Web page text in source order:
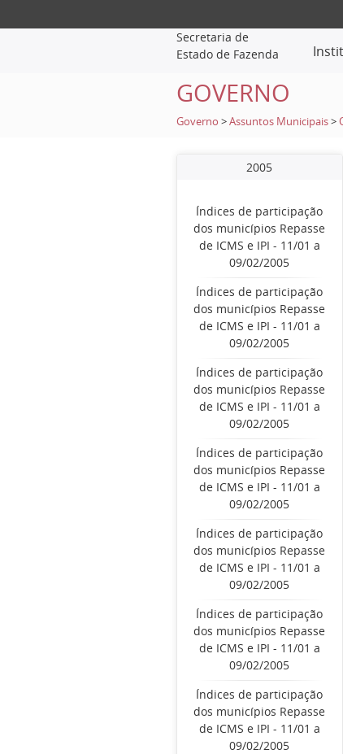
Secretaria de
Estado de Fazenda
GOVERNO
Governo >Assuntos Municipais >
2005
Índices de participação
dos municípios Repasse
de ICMS e IPI - 11/01 a
09/02/2005
Índices de participação
dos municípios Repasse
de ICMS e IPI - 11/01 a
09/02/2005
Índices de participação
dos municípios Repasse
de ICMS e IPI - 11/01 a
09/02/2005
Índices de participação
dos municípios Repasse
de ICMS e IPI - 11/01 a
09/02/2005
Índices de participação
dos municípios Repasse
de ICMS e IPI - 11/01 a
09/02/2005
Índices de participação
dos municípios Repasse
de ICMS e IPI - 11/01 a
09/02/2005
Índices de participação
dos municípios Repasse
de ICMS e IPI - 11/01 a
09/02/2005